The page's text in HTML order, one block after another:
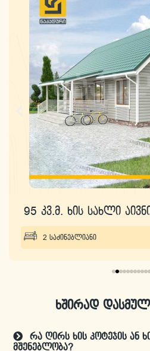
95 კვ.მ. ხის სახლი
2 საძინებლიანი
ხშირად
რა ღირს ხის კოტეჯის ან
მშენებლობა?